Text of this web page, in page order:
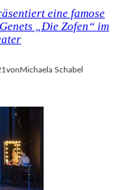
eine famose
„Die Zofen“ im
vonMichaela Schabel